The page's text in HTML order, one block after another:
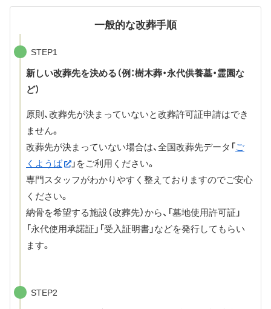
一般的な改葬手順
STEP1
新しい改葬先を決める（例：樹木葬・永代供養墓・霊園な
ど）
原則、改葬先が決まっていないと改葬許可証申請はでき
ません。
改葬先が決まっていない場合は、全国改葬先データ「ご
くようば
」をご利用ください。
専門スタッフがわかりやすく整えておりますのでご安心
ください。
納骨を希望する施設（改葬先）から、「墓地使用許可証」
「永代使用承諾証」「受入証明書」などを発行してもらい
ます。
STEP2